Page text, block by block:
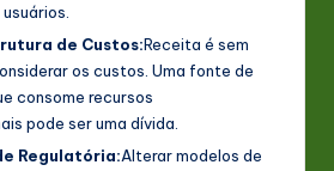
de Custos:Receita é sem
os custos. Uma fonte de
consome recursos
pode ser uma dívida.
Regulatória:Alterar modelos de